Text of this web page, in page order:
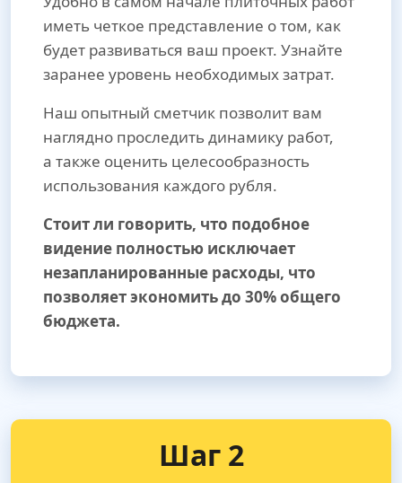
иметь четкое представление о том, как
будет развиваться ваш проект. Узнайте
заранее уровень необходимых затрат.
Наш опытный сметчик позволит вам
наглядно проследить динамику работ,
а также оценить целесообразность
использования каждого рубля.
Стоит ли говорить, что подобное
видение полностью исключает
незапланированные расходы, что
позволяет экономить до 30% общего
бюджета.
Шаг 2